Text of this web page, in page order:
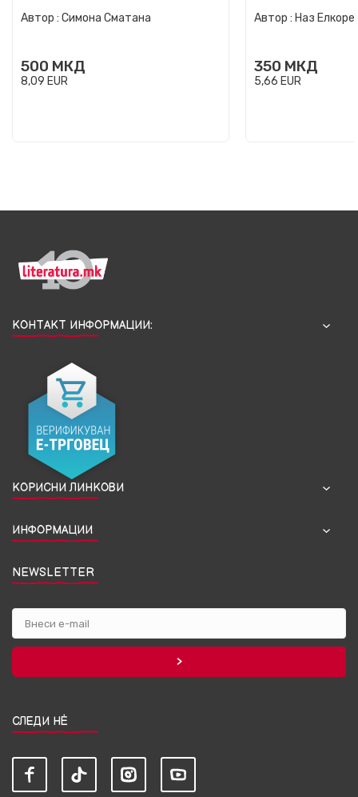
Автор : Симона Сматана
500 МКД
8,09 EUR
Автор : Наз
350 МКД
5,66 EUR
КОНТАКТ ИНФОРМАЦИИ:
КОРИСНИ ЛИНКОВИ
ИНФОРМАЦИИ
NEWSLETTER
СЛЕДИ НЀ